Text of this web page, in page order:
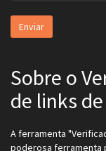
Sobre o
de links
A ferramenta
poderosa ferramenta